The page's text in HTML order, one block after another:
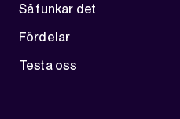
Så funkar det
Fördelar
Testa oss